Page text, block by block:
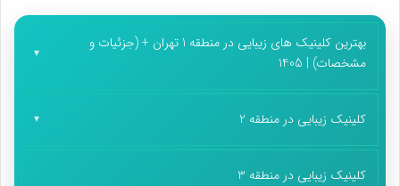
بهترین کلینیک های زیبایی در منطقه 1 تهران + (جزئیات و
مشخصات) | 1405
کلینیک زیبایی در منطقه 2
کلینیک زیبایی در منطقه 3